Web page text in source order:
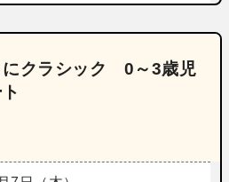
にクラシック 0～3歳児